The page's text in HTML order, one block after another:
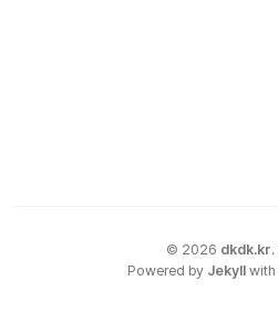
© 2026 dkdk.kr.
Powered by Jekyll with